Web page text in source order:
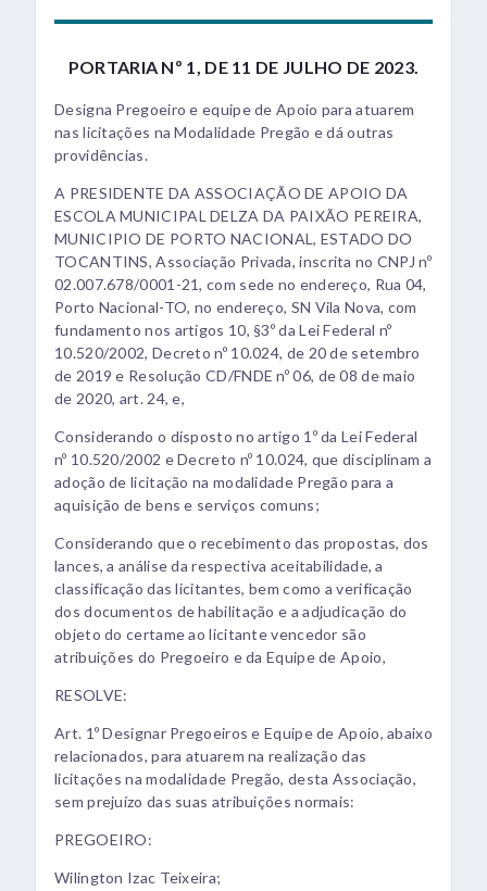
PORTARIA Nº 1, DE 11 DE JULHO DE 2023.
Designa Pregoeiro e equipe de Apoio para atuarem
nas licitações na Modalidade Pregão e dá outras
providências.
A PRESIDENTE DA ASSOCIAÇÃO DE APOIO DA
ESCOLA MUNICIPAL DELZA DA PAIXÃO PEREIRA,
MUNICIPIO DE PORTO NACIONAL, ESTADO DO
TOCANTINS, Associação Privada, inscrita no CNPJ nº
02.007.678/0001-21, com sede no endereço, Rua 04,
Porto Nacional-TO, no endereço, SN Vila Nova, com
fundamento nos artigos 10, §3º da Lei Federal nº
10.520/2002, Decreto nº 10.024, de 20 de setembro
de 2019 e Resolução CD/FNDE nº 06, de 08 de maio
de 2020, art. 24, e,
Considerando o disposto no artigo 1º da Lei Federal
nº 10.520/2002 e Decreto nº 10.024, que disciplinam a
adoção de licitação na modalidade Pregão para a
aquisição de bens e serviços comuns;
Considerando que o recebimento das propostas, dos
lances, a análise da respectiva aceitabilidade, a
classificação das licitantes, bem como a verificação
dos documentos de habilitação e a adjudicação do
objeto do certame ao licitante vencedor são
atribuições do Pregoeiro e da Equipe de Apoio,
RESOLVE:
Art. 1º Designar Pregoeiros e Equipe de Apoio, abaixo
relacionados, para atuarem na realização das
licitações na modalidade Pregão, desta Associação,
sem prejuízo das suas atribuições normais:
PREGOEIRO:
Wilington Izac Teixeira;